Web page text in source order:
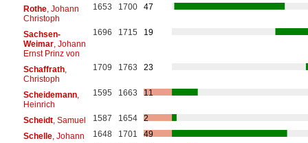
Rothe, Johann
Christoph
1653 1700 47
Sachsen-
Weimar, Johann
Ernst Prinz von
1696 1715 19
Schaffrath,
Christoph
1709 1763 23
Scheidemann,
Heinrich
1595 1663 11
Scheidt, Samuel 1587 1654
2
Schelle, Johann 1648 1701
49